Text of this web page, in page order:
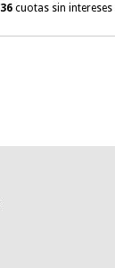
36 cuotas sin intereses